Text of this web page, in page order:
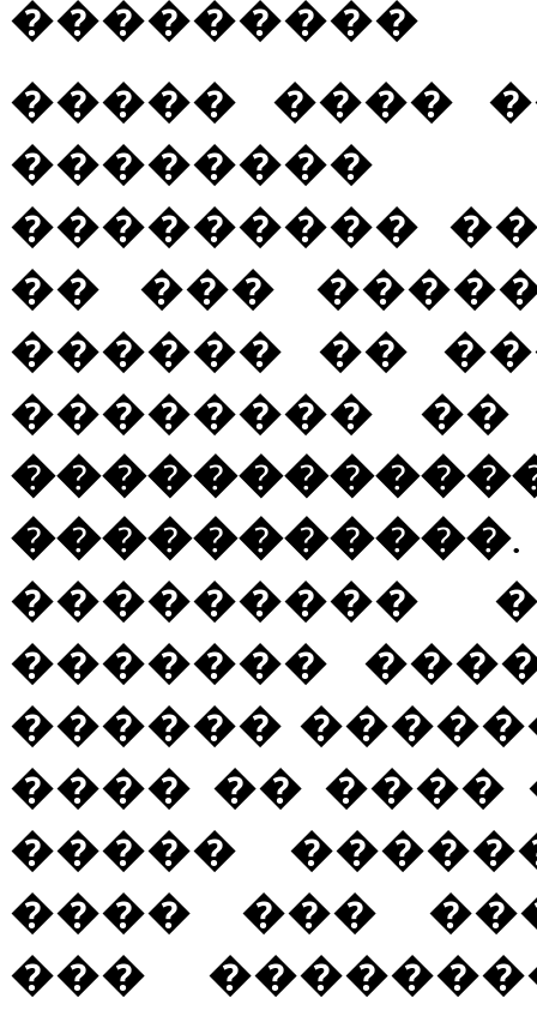
���������
����� ����
��������
���������
�� ���
������ ��
��������
�����������
���������
�������
������
���� �� ����
�����
���� ���
���